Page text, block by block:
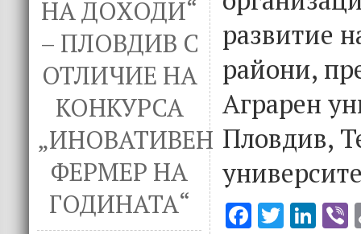
НА ДОХОДИ“
– ПЛОВДИВ С
ОТЛИЧИЕ НА
КОНКУРСА
„ИНОВАТИВЕН
ФЕРМЕР НА
ГОДИНАТА“
развитие
райони,
Аграрен
Пловдив,
F T Li